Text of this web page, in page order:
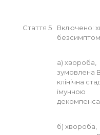
Стаття 5
Включено:
а) хвороба,
зумовлена
клінічна
імунною
б) хвороба,